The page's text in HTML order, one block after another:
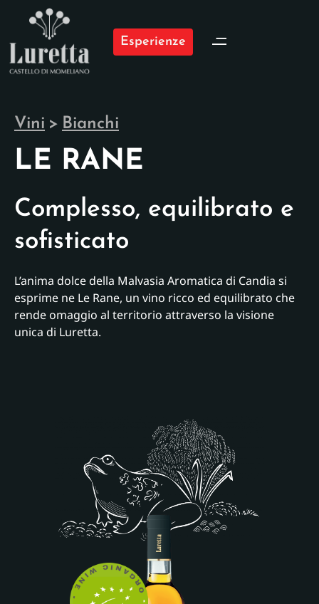
Esperienze
Vini > Bianchi
LE RANE
Complesso, equilibrato e
sofisticato
L’anima dolce della Malvasia Aromatica di Candia si
esprime ne Le Rane, un vino ricco ed equilibrato che
rende omaggio al territorio attraverso la visione
unica di Luretta.